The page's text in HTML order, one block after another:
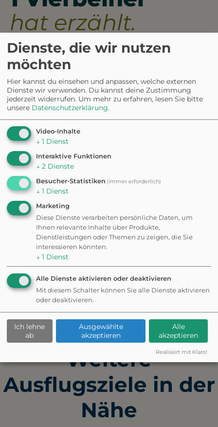
hat erzählt.
4.0
5
0%
4
100%
3
2
1
0%
aus 1 Bewertungen
große Auswahl an
Trainingsmöglichkeiten für
Einige Nutzer bemängeln, dass
die Eintrittspreise für Nicht-
Mitglieder etwas hoch sind.
✦ Eigene Bewertung schreiben
Fehler gefunden? Feedback senden
Weitere
Ausflugsziele in der
Nähe
Dienste, die wir nutzen
möchten
Hier kannst du einsehen und anpassen, welche externen
Dienste wir verwenden. Du kannst deine Zustimmung
jederzeit widerrufen. Um mehr zu erfahren, lesen Sie bitte
unsere Datenschutzerklärung.
Video-Inhalte
↓ 1 Dienst
Interaktive Funktionen
↓ 2 Dienste
Besucher-Statistiken (immer erforderlich)
↓ 1 Dienst
Marketing
Diese Dienste verarbeiten persönliche Daten, um
Ihnen relevante Inhalte über Produkte,
Dienstleistungen oder Themen zu zeigen, die Sie
interessieren könnten.
↓ 1 Dienst
Alle Dienste aktivieren oder deaktivieren
Mit diesem Schalter können Sie alle Dienste aktivieren
oder deaktivieren.
Ich lehne
ab
Ausgewählte
akzeptieren
Alle
akzeptieren
Realisiert mit Klaro!